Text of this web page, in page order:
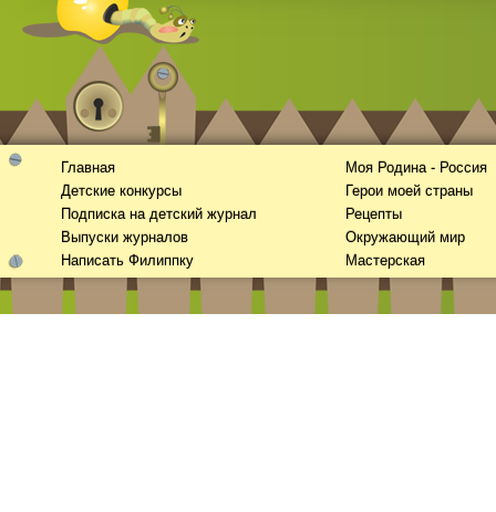
Главная
Детские конкурсы
Подписка на детский журнал
Выпуски журналов
Написать Филиппку
Моя Родина - Россия
Герои моей страны
Рецепты
Окружающий мир
Мастерская